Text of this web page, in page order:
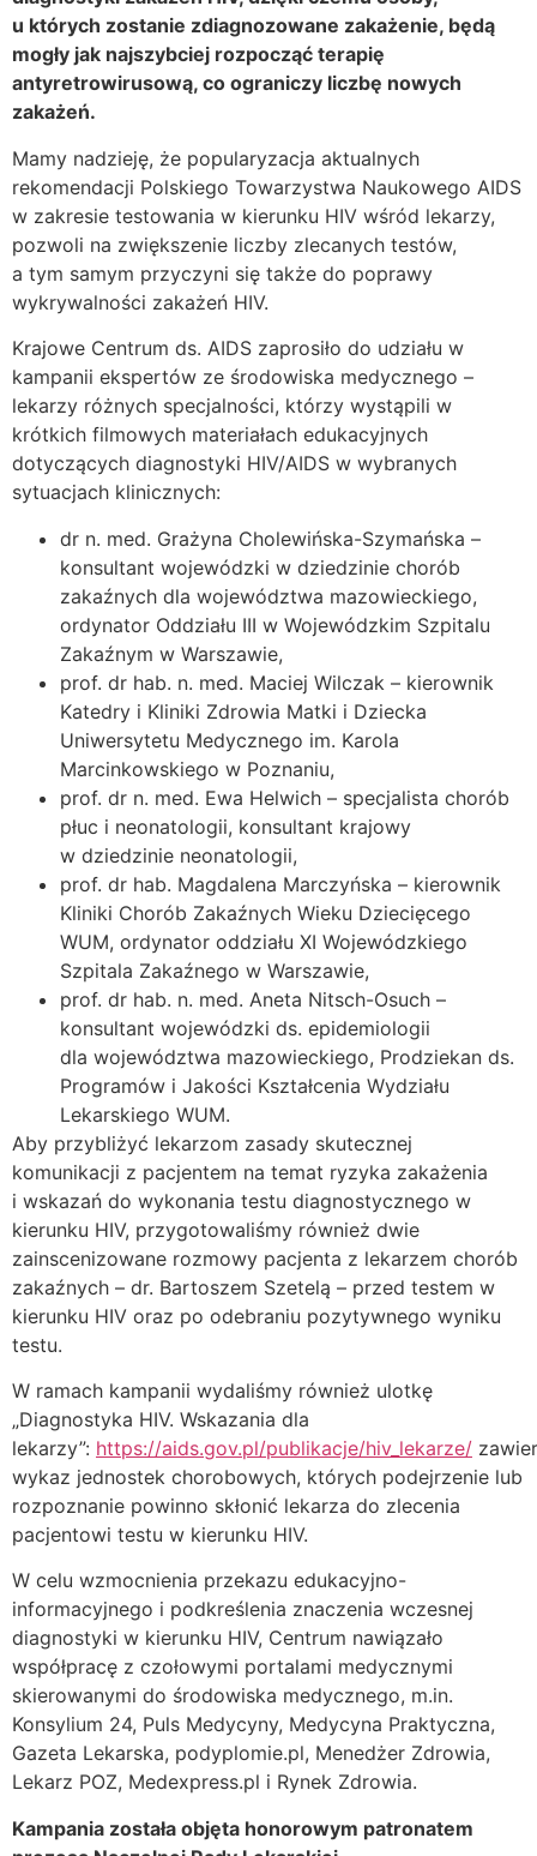
u których zostanie zdiagnozowane zakażenie, będą
mogły jak najszybciej rozpocząć terapię
antyretrowirusową, co ograniczy liczbę nowych
zakażeń.
Mamy nadzieję, że popularyzacja aktualnych
rekomendacji Polskiego Towarzystwa Naukowego AIDS
w zakresie testowania w kierunku HIV wśród lekarzy,
pozwoli na zwiększenie liczby zlecanych testów,
a tym samym przyczyni się także do poprawy
wykrywalności zakażeń HIV.
Krajowe Centrum ds. AIDS zaprosiło do udziału w
kampanii ekspertów ze środowiska medycznego –
lekarzy różnych specjalności, którzy wystąpili w
krótkich filmowych materiałach edukacyjnych
dotyczących diagnostyki HIV/AIDS w wybranych
sytuacjach klinicznych:
dr n. med. Grażyna Cholewińska-Szymańska –
konsultant wojewódzki w dziedzinie chorób
zakaźnych dla województwa mazowieckiego,
ordynator Oddziału III w Wojewódzkim Szpitalu
Zakaźnym w Warszawie,
prof. dr hab. n. med. Maciej Wilczak – kierownik
Katedry i Kliniki Zdrowia Matki i Dziecka
Uniwersytetu Medycznego im. Karola
Marcinkowskiego w Poznaniu,
prof. dr n. med. Ewa Helwich – specjalista chorób
płuc i neonatologii, konsultant krajowy
w dziedzinie neonatologii,
prof. dr hab. Magdalena Marczyńska – kierownik
Kliniki Chorób Zakaźnych Wieku Dziecięcego
WUM, ordynator oddziału XI Wojewódzkiego
Szpitala Zakaźnego w Warszawie,
prof. dr hab. n. med. Aneta Nitsch-Osuch –
konsultant wojewódzki ds. epidemiologii
dla województwa mazowieckiego, Prodziekan ds.
Programów i Jakości Kształcenia Wydziału
Lekarskiego WUM.
Aby przybliżyć lekarzom zasady skutecznej
komunikacji z pacjentem na temat ryzyka zakażenia
i wskazań do wykonania testu diagnostycznego w
kierunku HIV, przygotowaliśmy również dwie
zainscenizowane rozmowy pacjenta z lekarzem chorób
zakaźnych – dr. Bartoszem Szetelą – przed testem w
kierunku HIV oraz po odebraniu pozytywnego wyniku
testu.
W ramach kampanii wydaliśmy również ulotkę
„Diagnostyka HIV. Wskazania dla
lekarzy”: https://aids.gov.pl/publikacje/hiv_lekarze/
wykaz jednostek chorobowych, których podejrzenie lub
rozpoznanie powinno skłonić lekarza do zlecenia
pacjentowi testu w kierunku HIV.
W celu wzmocnienia przekazu edukacyjno-
informacyjnego i podkreślenia znaczenia wczesnej
diagnostyki w kierunku HIV, Centrum nawiązało
współpracę z czołowymi portalami medycznymi
skierowanymi do środowiska medycznego, m.in.
Konsylium 24, Puls Medycyny, Medycyna Praktyczna,
Gazeta Lekarska, podyplomie.pl, Menedżer Zdrowia,
Lekarz POZ, Medexpress.pl i Rynek Zdrowia.
Kampania została objęta honorowym patronatem